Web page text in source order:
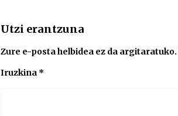
Utzi erantzuna
Zure e-posta helbidea ez da argitaratuko.
Iruzkina *